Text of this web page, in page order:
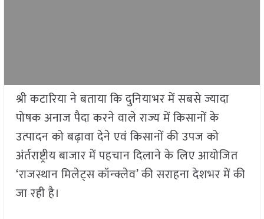
श्री कटारिया ने बताया कि दुनियाभर में सबसे ज्यादा
पोषक अनाज पैदा करने वाले राज्य में किसानों के
उत्पादन को बढ़ावा देने एवं किसानों की उपज को
अंर्तराष्ट्रीय बाजार में पहचान दिलाने के लिए आयोजित
‘राजस्थान मिलेट्स कॉन्क्लेव’ की सराहना देशभर में की
जा रही है।